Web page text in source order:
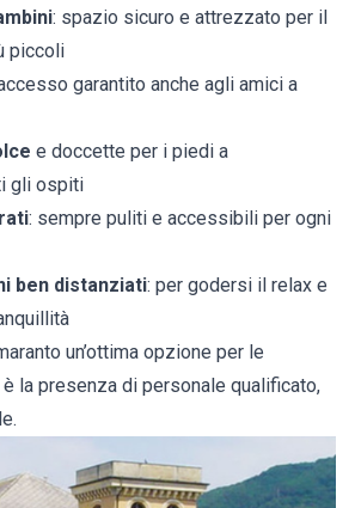
: spazio sicuro e attrezzato per il
piccoli
garantito anche agli amici a
e doccette per i piedi a
gli ospiti
: sempre puliti e accessibili per ogni
ben distanziati: per godersi il relax e
un’ottima opzione per le
la presenza di personale qualificato,